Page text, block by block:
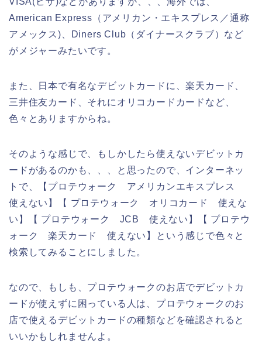
American Express（アメリカン・エキスプレス／通称
アメックス)、Diners Club（ダイナースクラブ）など
がメジャーみたいです。
また、日本で有名なデビットカードに、楽天カード、
三井住友カード、それにオリコカードカードなど、
色々とありますからね。
そのような感じで、もしかしたら使えないデビットカ
ードがあるのかも、、、と思ったので、インターネッ
トで、【プロテウォーク アメリカンエキスプレス
使えない】【 プロテウォーク オリコカード 使えな
い】【 プロテウォーク JCB 使えない】【 プロテウ
ォーク 楽天カード 使えない】という感じで色々と
検索してみることにしました。
なので、もしも、プロテウォークのお店でデビットカ
ードが使えずに困っている人は、プロテウォークのお
店で使えるデビットカードの種類などを確認されると
いいかもしれませんよ。